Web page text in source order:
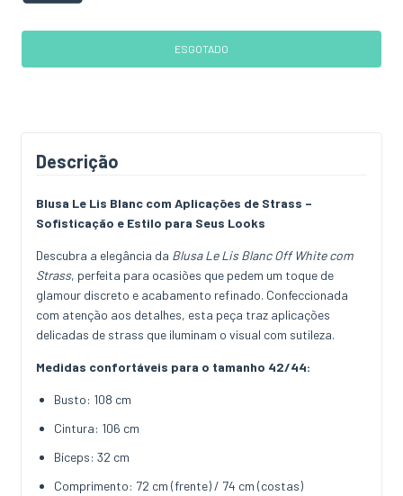
Descrição
Blusa Le Lis Blanc com Aplicações de Strass –
Sofisticação e Estilo para Seus Looks
Descubra a elegância da Blusa Le Lis Blanc Off White com
Strass, perfeita para ocasiões que pedem um toque de
glamour discreto e acabamento refinado. Confeccionada
com atenção aos detalhes, esta peça traz aplicações
delicadas de strass que iluminam o visual com sutileza.
Medidas confortáveis para o tamanho 42/44:
Busto: 108 cm
Cintura: 106 cm
Bíceps: 32 cm
Comprimento: 72 cm (frente) / 74 cm (costas)